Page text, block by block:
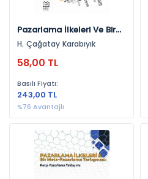
Yıllara Göre
2021 (3)
2023 (1)
Pazarlama İlkeleri Ve Bir
Meta-Pazarlama
Tartışması
H. Çağatay Karabıyık
58,00 TL
Basılı Fiyatı:
243,00 TL
%76 Avantajlı